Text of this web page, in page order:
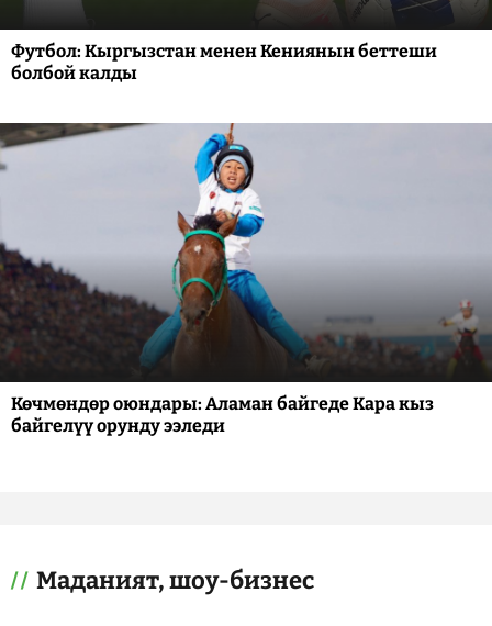
Футбол: Кыргызстан менен Кениянын беттеши
болбой калды
Көчмөндөр оюндары: Аламан байгеде Кара кыз
байгелүү орунду ээледи
Маданият, шоу-бизнес